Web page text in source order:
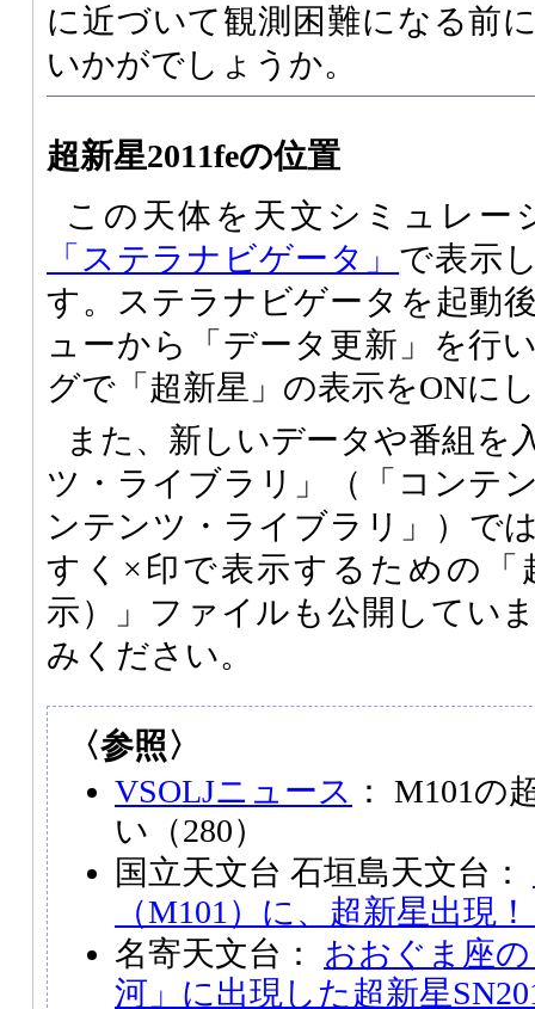
に近づいて観測困難になる前
いかがでしょうか。
超新星2011feの位置
この天体を天文シミュレー
「ステラナビゲータ」 で表示
す。ステラナビゲータを起動
ューから「データ更新」を行
グで「超新星」の表示をONに
また、新しいデータや番組を
ツ・ライブラリ」（「コンテ
ンテンツ・ライブラリ」）で
すく×印で表示するための「
示）」ファイルも公開してい
みください。
〈参照〉
VSOLJニュース ： M101の
い（280）
国立天文台 石垣島天文台：
（M101）に、超新星出現
名寄天文台： おおぐま座
河」に出現した超新星